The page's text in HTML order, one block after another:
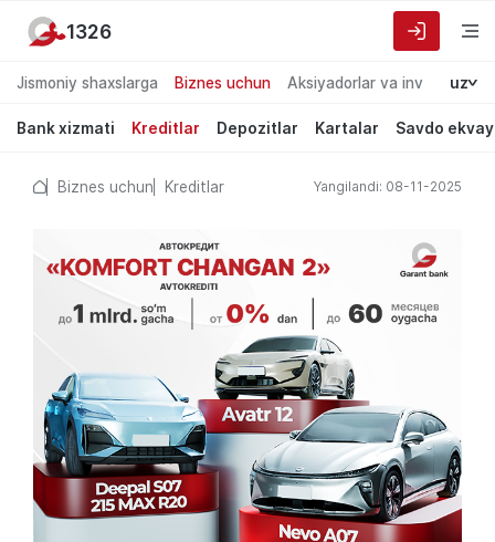
Jismoniy shaxslarga Biznes uchun Aksiyadorlar va investorlarga
uz
Bank xizmati Kreditlar Depozitlar Kartalar Savdo
1326
Biznes uchun Kreditlar Yangilandi: 08-11-2025